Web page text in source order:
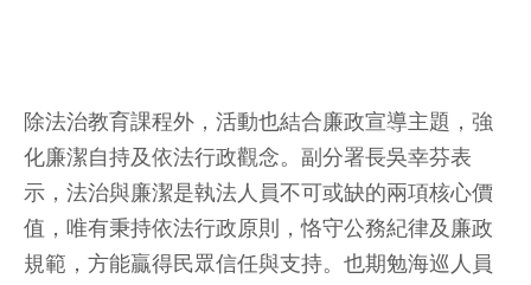
除法治教育課程外，活動也結合廉政宣導主題，強
化廉潔自持及依法行政觀念。副分署長吳幸芬表
示，法治與廉潔是執法人員不可或缺的兩項核心價
值，唯有秉持依法行政原則，恪守公務紀律及廉政
規範，方能贏得民眾信任與支持。也期勉海巡人員